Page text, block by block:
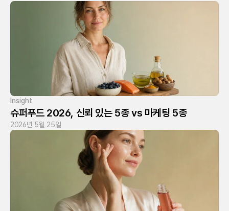
Insight
슈퍼푸드 2026, 신뢰 있는 5종 vs 마케팅 5종
2026년 5월 25일